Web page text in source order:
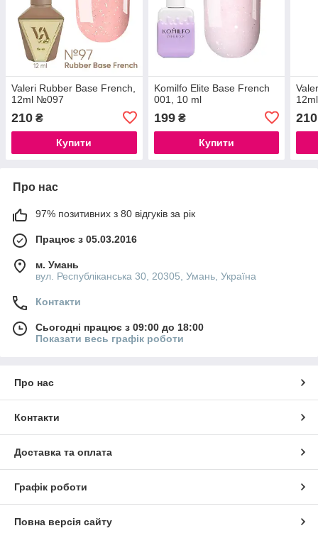
Valeri Rubber Base French,
12ml №097
210 ₴
Купити
Komilfo Elite Base French
001, 10 ml
199₴
Купити
210
Про нас
97% позитивних з 80 відгуків за рік
Працює з 05.03.2016
м. Умань
вул. Республіканська 30, 20305, Умань, Україна
Контакти
Сьогодні працює з 09:00 до 18:00
Показати весь графік роботи
Про нас
Контакти
Доставка та оплата
Графік роботи
Повна версія сайту